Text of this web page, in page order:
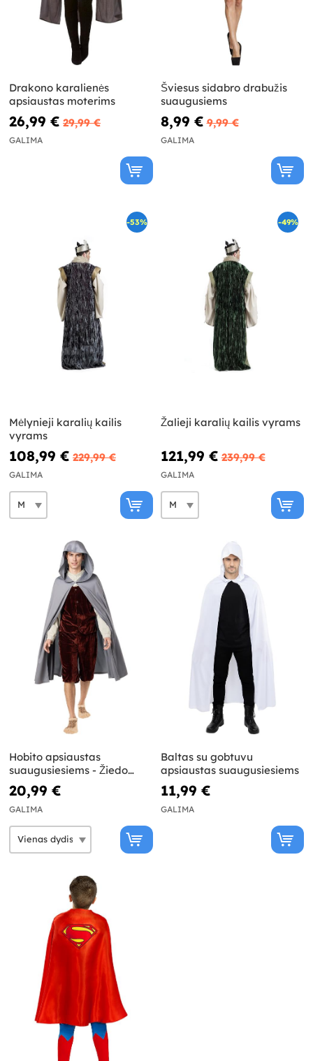
Drakono karalienės
apsiaustas moterims
26,99 € 29,99 €
GALIMA
Šviesus sidabro drabužis
suaugusiems
8,99 € 9,99 €
GALIMA
-53%
Mėlynieji karalių kailis
vyrams
108,99 € 229,99 €
GALIMA
-49%
Žalieji karalių kailis vyrams
121,99 € 239,99 €
GALIMA
Hobito apsiaustas
suaugusiesiems - Žiedo
valdovas
20,99 €
GALIMA
Baltas su gobtuvu
apsiaustas suaugusiesiems
11,99 €
GALIMA